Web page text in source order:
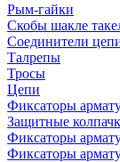
Рым-гайки
Скобы шакле
Соединители
Талрепы
Тросы
Цепи
Фиксаторы
Защитные
Фиксаторы
Фиксаторы